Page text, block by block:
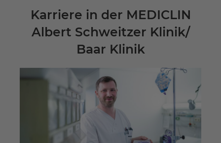
Karriere in der MEDICLIN
Albert Schweitzer Klinik/
Baar Klinik